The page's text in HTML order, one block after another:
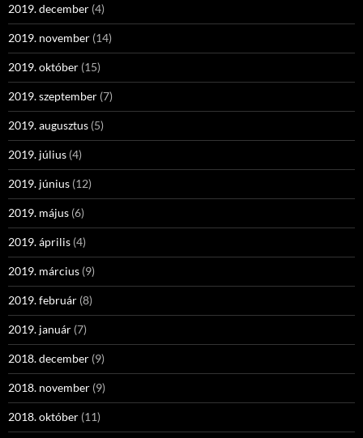
2019. december (4)
2019. november (14)
2019. október (15)
2019. szeptember (7)
2019. augusztus (5)
2019. július (4)
2019. június (12)
2019. május (6)
2019. április (4)
2019. március (9)
2019. február (8)
2019. január (7)
2018. december (9)
2018. november (9)
2018. október (11)